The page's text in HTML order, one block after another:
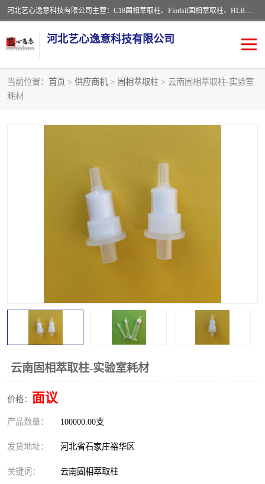
河北艺心逸意科技有限公司主营：C18固相萃取柱、Florisil固相萃取柱、HLB固相萃取柱、MCX固相萃取柱、QuEChERS、固相萃取空柱、针式过滤器 、固相萃取柱、黄曲霉毒素亲和柱。全国咨询热线：18630105913。河北艺心逸意科技有限公司接受来样定做，我们秉承着“顾客至上，锐意进取”的经营理念，坚持客户至上的原则为广大客户提供优质的服务，欢迎广大客户惠顾！免费咨询！
河北艺心逸意科技有限公司
当前位置： 首页 > 供应商机 > 固相萃取柱 > 云南固相萃取柱-实验室
耗材
云南固相萃取柱-实验室耗材
价格： 面议
产品数量： 100000.00支
发货地址： 河北省石家庄裕华区
关键词： 云南固相萃取柱
固相萃取柱
SPE填料
过滤器/滤膜
SPE配件